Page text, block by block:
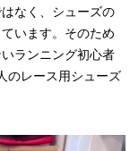
なく、シューズの
います。そのため
ランニング初心者
のレース用シューズ